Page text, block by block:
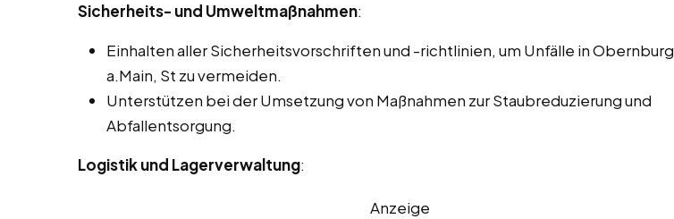
Sicherheits- und Umweltmaßnahmen:
Einhalten aller Sicherheitsvorschriften und -richtlinien, um Unfälle in Obernburg
a.Main, St zu vermeiden.
Unterstützen bei der Umsetzung von Maßnahmen zur Staubreduzierung und
Abfallentsorgung.
Logistik und Lagerverwaltung:
Anzeige